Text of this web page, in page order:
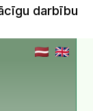
darbību